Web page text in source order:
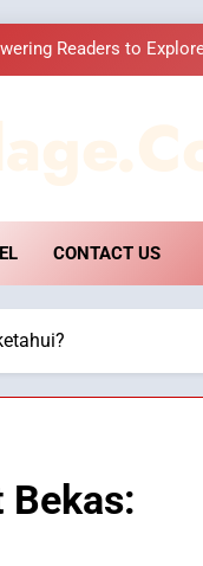
Readers to
Readers to
Became a
CONTACT US
Bekas: